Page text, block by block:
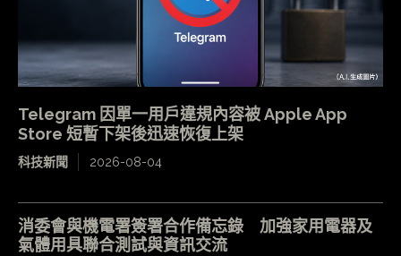
Telegram 因單一用戶違規內容被 Apple App
Store 短暫下架後迅速恢復上架
科技新聞 2026-08-04
消委會與機電署簽署合作備忘錄 加強家用電器及
氣體用具聯合測試與資訊交流